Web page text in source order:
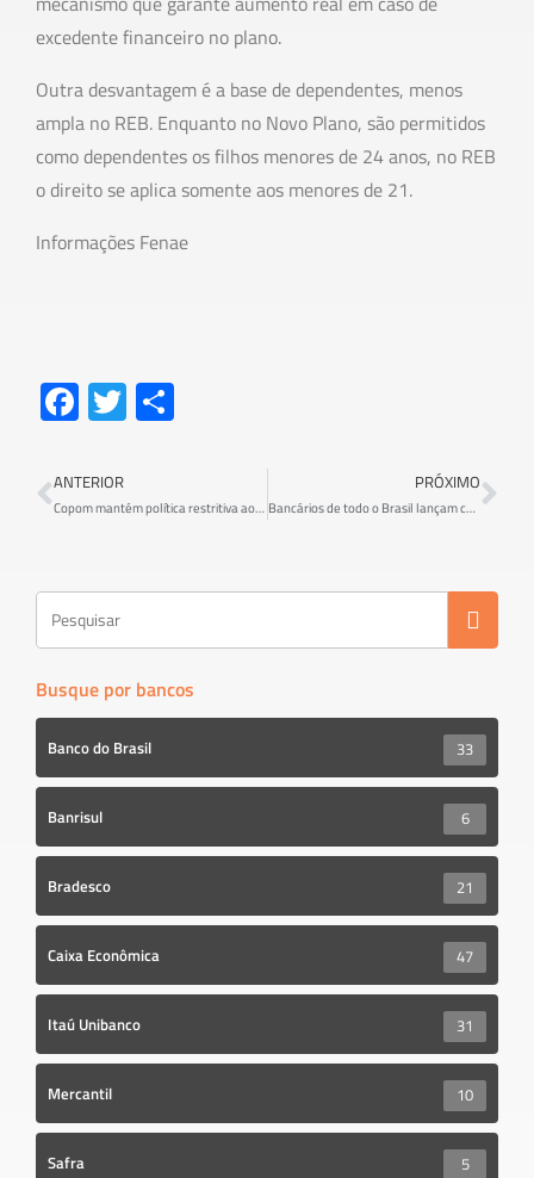
excedente financeiro no plano.
Outra desvantagem é a base de dependentes, menos
ampla no REB. Enquanto no Novo Plano, são permitidos
como dependentes os filhos menores de 24 anos, no REB
o direito se aplica somente aos menores de 21.
Informações Fenae
Fa
ce
b
o
T
wi
er e
ANTERIOR
Copom mantém política restritiva ao desenvolvimento do país com Selic em 13,75%
PRÓXIMO
Bancários de todo o Brasil lançam campanha #BancoParaTodos
Busque por bancos
Banco do Brasil 33
Banrisul 6
Bradesco 21
Caixa Econômica 47
Itaú Unibanco 31
Mercantil 10
Safra 5